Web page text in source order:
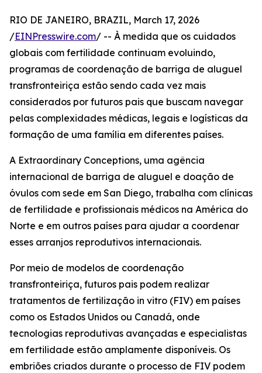
RIO DE JANEIRO, BRAZIL, March 17, 2026
/EINPresswire.com/ -- À medida que os cuidados
globais com fertilidade continuam evoluindo,
programas de coordenação de barriga de aluguel
transfronteiriça estão sendo cada vez mais
considerados por futuros pais que buscam navegar
pelas complexidades médicas, legais e logísticas da
formação de uma família em diferentes países.
A Extraordinary Conceptions, uma agência
internacional de barriga de aluguel e doação de
óvulos com sede em San Diego, trabalha com clínicas
de fertilidade e profissionais médicos na América do
Norte e em outros países para ajudar a coordenar
esses arranjos reprodutivos internacionais.
Por meio de modelos de coordenação
transfronteiriça, futuros pais podem realizar
tratamentos de fertilização in vitro (FIV) em países
como os Estados Unidos ou Canadá, onde
tecnologias reprodutivas avançadas e especialistas
em fertilidade estão amplamente disponíveis. Os
embriões criados durante o processo de FIV podem